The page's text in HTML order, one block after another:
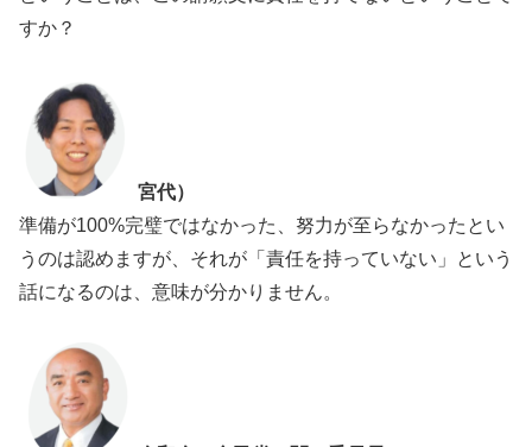
すか？
宮代）
準備が100%完璧ではなかった、努力が至らなかったとい
うのは認めますが、それが「責任を持っていない」という
話になるのは、意味が分かりません。